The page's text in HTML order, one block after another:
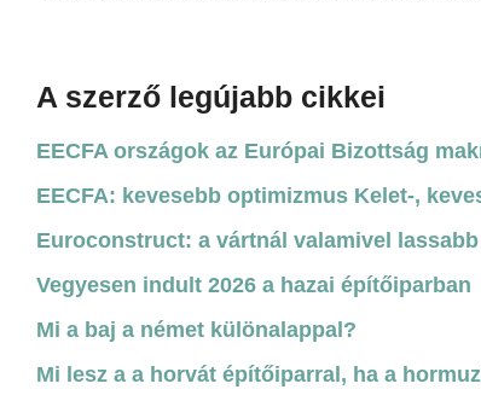
A szerző legújabb cikkei
EECFA országok az Európai Bizottság
EECFA: kevesebb optimizmus Kelet-,
Euroconstruct: a vártnál valamivel
Vegyesen indult 2026 a hazai építőiparban
Mi a baj a német különalappal?
Mi lesz a a horvát építőiparral, ha a